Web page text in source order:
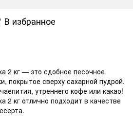
В избранное
2 кг — это сдобное песочное
покрытое сверху сахарной пудрой.
утреннего кофе или какао!
2 кг отлично подходит в качестве